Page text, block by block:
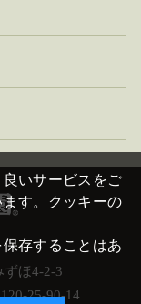
ずほ4-2-3
25-90-14
いサービスをご
す。クッキーの
存することはあ
閉
じ
る